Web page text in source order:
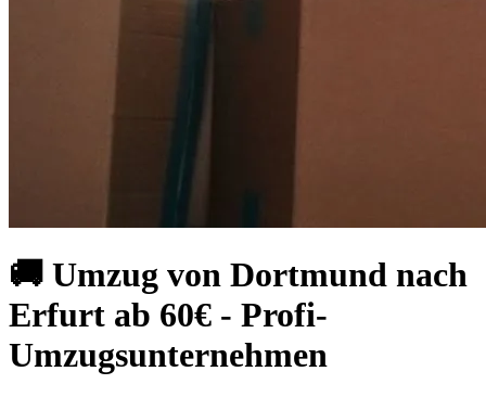
🚚 Umzug von Dortmund nach
Erfurt ab 60€ - Profi-
Umzugsunternehmen